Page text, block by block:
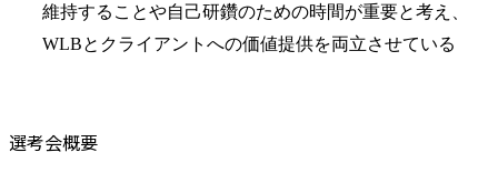
維持することや自己研鑽のための時間が重要と考え、
WLBとクライアントへの価値提供を両立させている
選考会概要